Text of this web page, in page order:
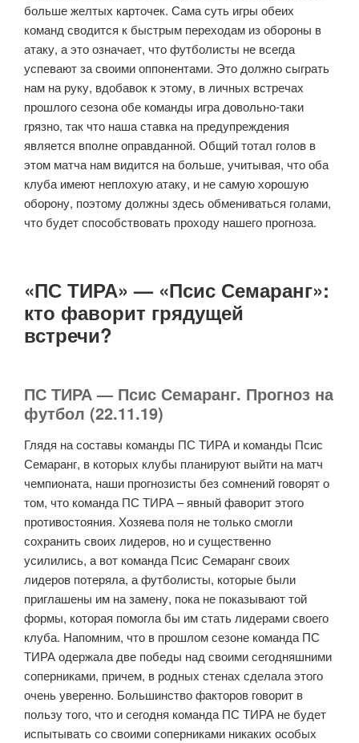
больше желтых карточек. Сама суть игры обеих
команд сводится к быстрым переходам из обороны в
атаку, а это означает, что футболисты не всегда
успевают за своими оппонентами. Это должно сыграть
нам на руку, вдобавок к этому, в личных встречах
прошлого сезона обе команды игра довольно-таки
грязно, так что наша ставка на предупреждения
является вполне оправданной. Общий тотал голов в
этом матча нам видится на больше, учитывая, что оба
клуба имеют неплохую атаку, и не самую хорошую
оборону, поэтому должны здесь обмениваться голами,
что будет способствовать проходу нашего прогноза.
«ПС ТИРА» — «Псис Семаранг»:
кто фаворит грядущей
встречи?
ПС ТИРА — Псис Семаранг. Прогноз на
футбол (22.11.19)
Глядя на составы команды ПС ТИРА и команды Псис
Семаранг, в которых клубы планируют выйти на матч
чемпионата, наши прогнозисты без сомнений говорят о
том, что команда ПС ТИРА – явный фаворит этого
противостояния. Хозяева поля не только смогли
сохранить своих лидеров, но и существенно
усилились, а вот команда Псис Семаранг своих
лидеров потеряла, а футболисты, которые были
приглашены им на замену, пока не показывают той
формы, которая помогла бы им стать лидерами своего
клуба. Напомним, что в прошлом сезоне команда ПС
ТИРА одержала две победы над своими сегодняшними
соперниками, причем, в родных стенах сделала этого
очень уверенно. Большинство факторов говорит в
пользу того, что и сегодня команда ПС ТИРА не будет
испытывать со своими соперниками никаких особых